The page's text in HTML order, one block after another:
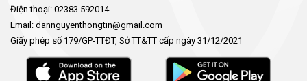
Điện thoại: 02383.592014
Email: dannguyenthongtin@gmail.com
Giấy phép số 179/GP-TTĐT, Sở TT&TT cấp ngày 31/12/2021